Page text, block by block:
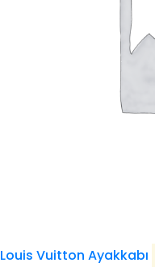
Louis Vuitton Ayakkabı